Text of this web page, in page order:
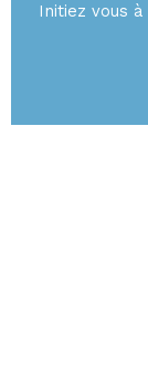
Initiez vous